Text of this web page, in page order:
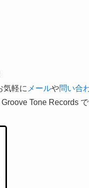
気軽に メールや問い合
Tone Records で